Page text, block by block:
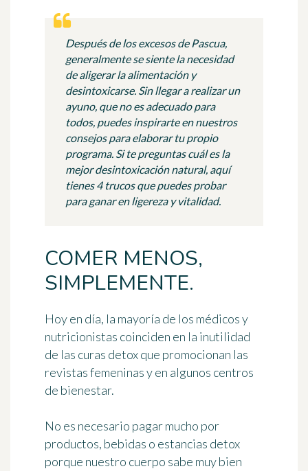
Después de los excesos de Pascua,
generalmente se siente la necesidad
de aligerar la alimentación y
desintoxicarse. Sin llegar a realizar un
ayuno, que no es adecuado para
todos, puedes inspirarte en nuestros
consejos para elaborar tu propio
programa. Si te preguntas cuál es la
mejor desintoxicación natural, aquí
tienes 4 trucos que puedes probar
para ganar en ligereza y vitalidad.
COMER MENOS,
SIMPLEMENTE.
Hoy en día, la mayoría de los médicos y
nutricionistas coinciden en la inutilidad
de las curas detoxque promocionan las
revistas femeninas y en algunos centros
de bienestar.
No es necesario pagar mucho por
productos, bebidas o estancias detox
porque nuestro cuerpo sabe muy bien